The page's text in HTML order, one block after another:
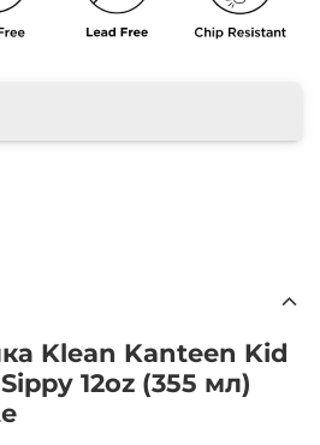
Klean Kanteen Kid
12oz (355 мл)